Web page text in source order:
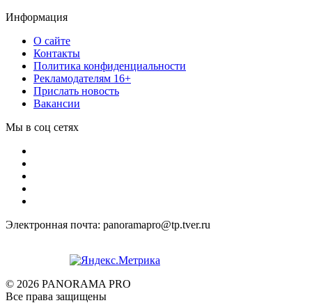
Информация
О сайте
Контакты
Политика конфиденциальности
Рекламодателям 16+
Прислать новость
Вакансии
Мы в соц сетях
Электронная почта: panoramapro@tp.tver.ru
© 2026 PANORAMA PRO
Все права защищены